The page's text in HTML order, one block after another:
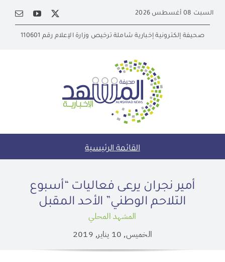
content
السبت 08 أغسطس 2026
صحيفة إلكترونية إخبارية شاملة ترخيص وزارة الإعلام رقم 110601
القائمة الرئيسية
أمير نجران يرعى فعاليات “أسبوع
التلاحم الوطني” الأحد المقبل
المشهد المحلي
الخميس, 10 يناير, 2019